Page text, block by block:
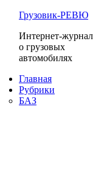
Грузовик-РЕВЮ
Интернет-журнал
о грузовых
автомобилях
Главная
Рубрики
БАЗ